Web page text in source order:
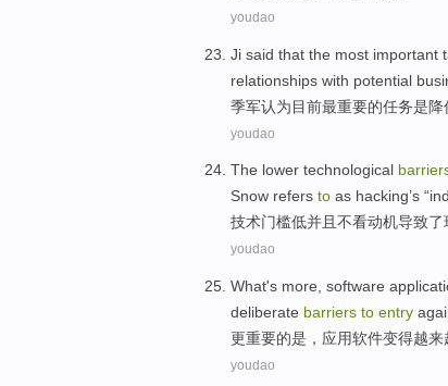
youdao
Ji said that the most important
relationships with potential
季军认为目前最重要的任务是降
youdao
The lower technological
Snow refers to as hacking’s “
技术门槛低并且不看动机导致了
youdao
What's more software
deliberate barriers to entry
更重要的是 ，应用软件变得越来
youdao